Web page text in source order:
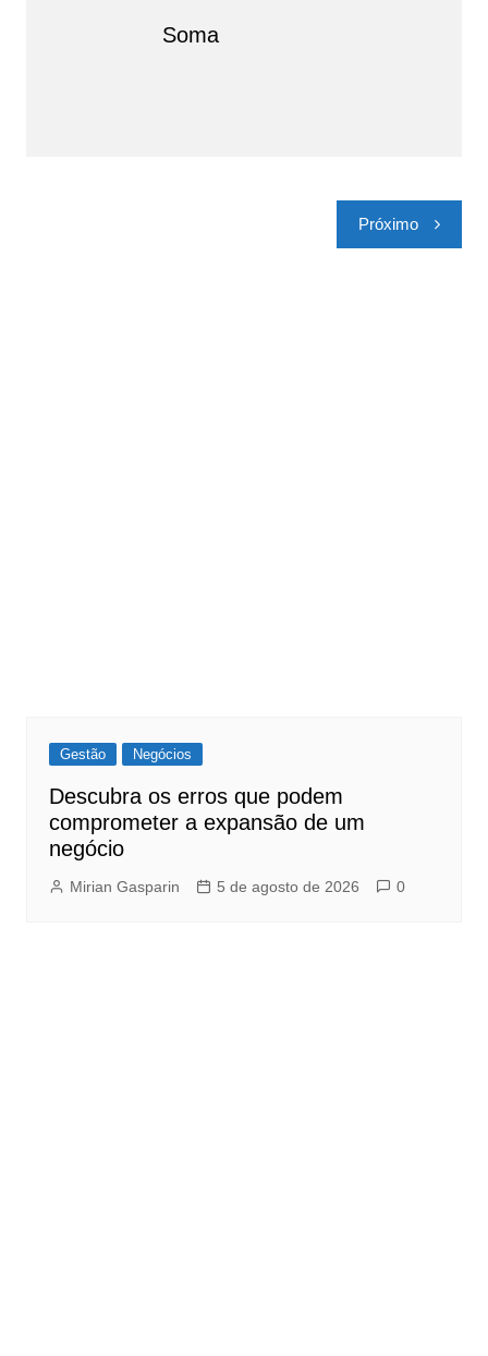
Soma
Próximo
Gestão Negócios
Descubra os erros que podem
comprometer a expansão de um
negócio
Mirian Gasparin 5 de agosto de 2026 0